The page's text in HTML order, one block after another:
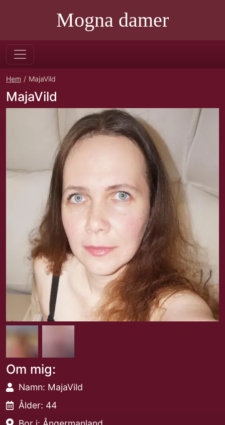
Mogna damer
Hem MajaVild
MajaVild
Om mig:
Namn: MajaVild
Ålder: 44